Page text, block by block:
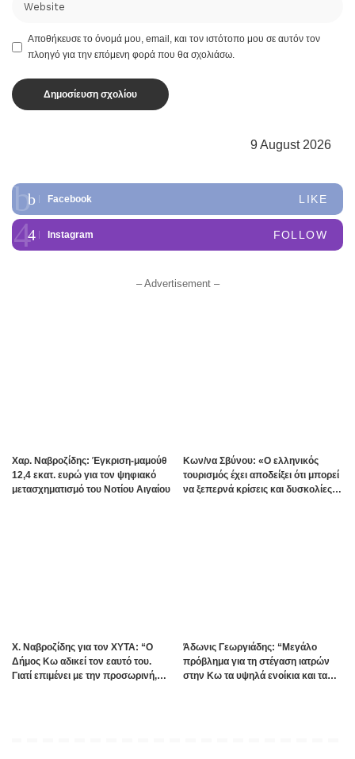
Αποθήκευσε το όνομά μου, email, και τον ιστότοπο μου σε αυτόν τον
πλοηγό για την επόμενη φορά που θα σχολιάσω.
9 August 2026
Facebook LIKE
Instagram FOLLOW
– Advertisement –
Χαρ. Ναβροζίδης: Έγκριση-μαμούθ
12,4 εκατ. ευρώ για τον ψηφιακό
μετασχηματισμό του Νοτίου Αιγαίου
Kων/να Σβύνου: «Ο ελληνικός
τουρισμός έχει αποδείξει ότι μπορεί
να ξεπερνά κρίσεις και δυσκολίες»
Χ. Ναβροζίδης για τον ΧΥΤΑ: “Ο
Δήμος Κω αδικεί τον εαυτό του.
Γιατί επιμένει με την προσωρινή,
Άδωνις Γεωργιάδης: “Μεγάλο
πρόβλημα για τη στέγαση ιατρών
στην Κω τα υψηλά ενοίκια και τα